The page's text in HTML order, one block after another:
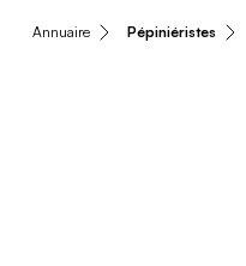
Annuaire Pépiniéristes